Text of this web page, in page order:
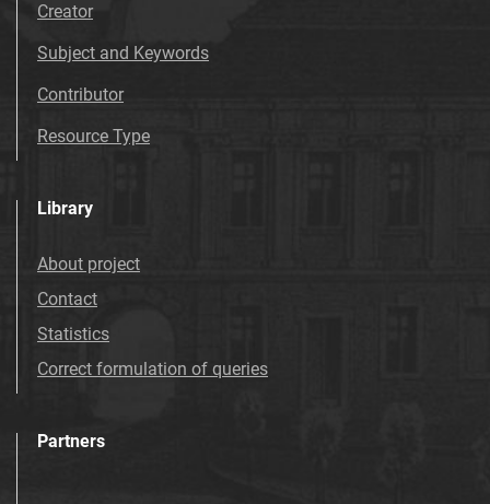
Creator
Subject and Keywords
Contributor
Resource Type
Library
About project
Contact
Statistics
Correct formulation of queries
Partners